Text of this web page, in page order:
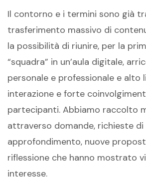
Il contorno e i termini sono già
trasferimento massivo di
la possibilità di riunire, per la
“squadra” in un’aula digitale,
personale e professionale e alto
interazione e forte
partecipanti. Abbiamo raccolto
attraverso domande, richieste di
approfondimento, nuove
riflessione che hanno mostrato
interesse.